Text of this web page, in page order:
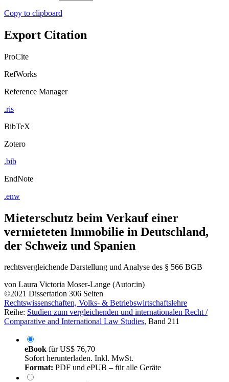
Copy to clipboard
Export Citation
ProCite
RefWorks
Reference Manager
.ris
BibTeX
Zotero
.bib
EndNote
.enw
Mieterschutz beim Verkauf einer
vermieteten Immobilie in Deutschland,
der Schweiz und Spanien
rechtsvergleichende Darstellung und Analyse des § 566 BGB
von Laura Victoria Moser-Lange (Autor:in)
©2021 Dissertation 306 Seiten
Rechtswissenschaften, Volks- & Betriebswirtschaftslehre
Reihe: Studien zum vergleichenden und internationalen Recht /
Comparative and International Law Studies, Band 211
eBook fürUS$ 76,70
Sofort herunterladen. Inkl. MwSt.
Format: PDF und ePUB – für alle Geräte